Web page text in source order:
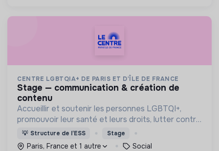
CENTRE LGBTQIA+ DE PARIS ET D'ÎLE DE FRANCE
stage — communication & création de
contenu
Accueillir et soutenir les personnes LGBTQI+,
promouvoir leur santé et leurs droits, lutter contre
les discriminations, encourager la vie associative
et offrir des lieux inclusifs et safe.
💡 Structure de l’ESS Stage
Paris, France et 1 autre Social